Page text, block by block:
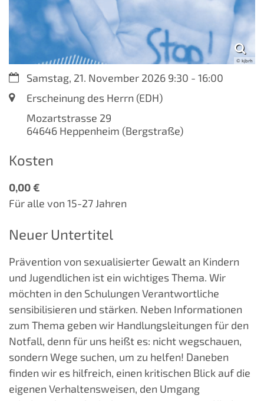
© kjbrh
Datum:Samstag, 21. November 2026 9:30 - 16:00
Ort: Erscheinung des Herrn (EDH)
Mozartstrasse 29
64646 Heppenheim (Bergstraße)
Kosten
0,00 €
Für alle von 15-27 Jahren
Neuer Untertitel
Prävention von sexualisierter Gewalt an Kindern
und Jugendlichen ist ein wichtiges Thema. Wir
möchten in den Schulungen Verantwortliche
sensibilisieren und stärken. Neben Informationen
zum Thema geben wir Handlungsleitungen für den
Notfall, denn für uns heißt es: nicht wegschauen,
sondern Wege suchen, um zu helfen! Daneben
finden wir es hilfreich, einen kritischen Blick auf die
eigenen Verhaltensweisen, den Umgang